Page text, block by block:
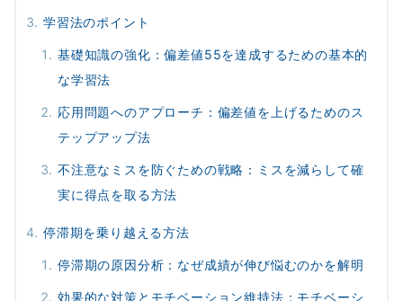
学習法のポイント
基礎知識の強化：偏差値55を達成するための基本的
な学習法
応用問題へのアプローチ：偏差値を上げるためのス
テップアップ法
不注意なミスを防ぐための戦略：ミスを減らして確
実に得点を取る方法
停滞期を乗り越える方法
停滞期の原因分析：なぜ成績が伸び悩むのかを解明
効果的な対策とモチベーション維持法：モチベーシ